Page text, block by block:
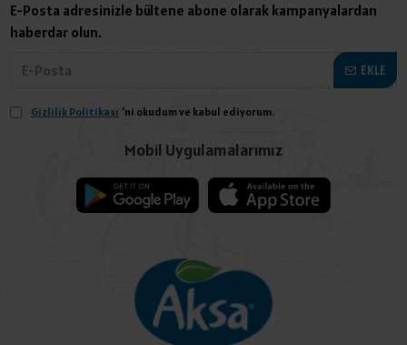
E-Posta adresinizle bültene abone olarak kampanyalardan
haberdar olun.
EKLE
Gizlilik Politikası 'ni okudum ve kabul ediyorum.
Mobil Uygulamalarımız